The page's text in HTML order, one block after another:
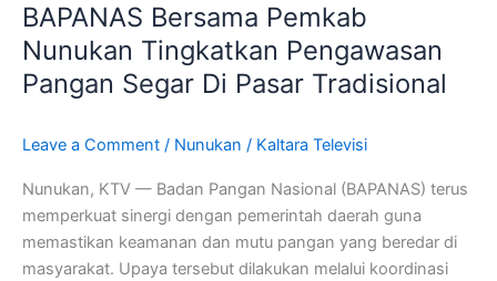
BAPANAS Bersama Pemkab
Nunukan Tingkatkan Pengawasan
Pangan Segar Di Pasar Tradisional
Leave a Comment / Nunukan / Kaltara Televisi
Nunukan, KTV — Badan Pangan Nasional (BAPANAS) terus
memperkuat sinergi dengan pemerintah daerah guna
memastikan keamanan dan mutu pangan yang beredar di
masyarakat. Upaya tersebut dilakukan melalui koordinasi
Pemkab
Nunukan
Tingkatkan
Pengawasan
Segar
Tradisional